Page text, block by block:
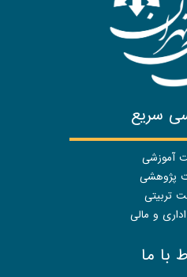
سریع
آموزشی
پژوهشی
تربیتی
و مالی
با ما